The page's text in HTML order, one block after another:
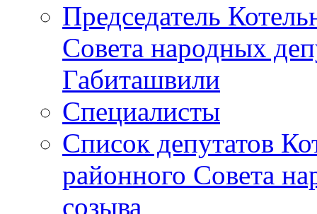
Председатель
Совета народных
Габиташвили
Специалисты
Список депутатов
районного Совета
созыва